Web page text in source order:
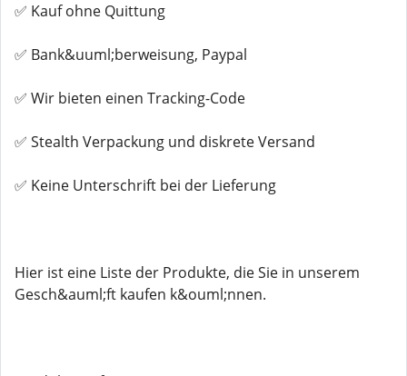
✅ Kauf ohne Quittung
✅ Bank&uuml;berweisung, Paypal
✅ Wir bieten einen Tracking-Code
✅ Stealth Verpackung und diskrete Versand
✅ Keine Unterschrift bei der Lieferung
Hier ist eine Liste der Produkte, die Sie in unserem
Gesch&auml;ft kaufen k&ouml;nnen.